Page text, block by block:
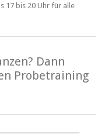
17 bis 20 Uhr für alle
Dann
Probetraining